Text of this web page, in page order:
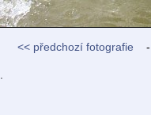
<< předchozí fotografie